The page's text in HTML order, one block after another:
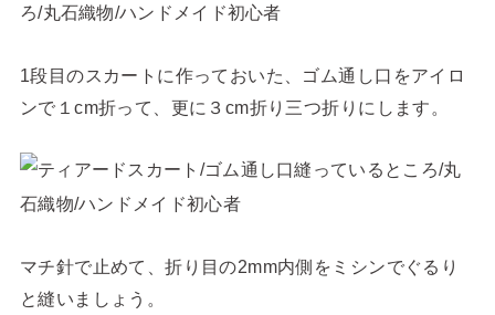
1段目のスカートに作っておいた、ゴム通し口をアイロ
ンで１cm折って、更に３cm折り三つ折りにします。
マチ針で止めて、折り目の2mm内側をミシンでぐるり
と縫いましょう。